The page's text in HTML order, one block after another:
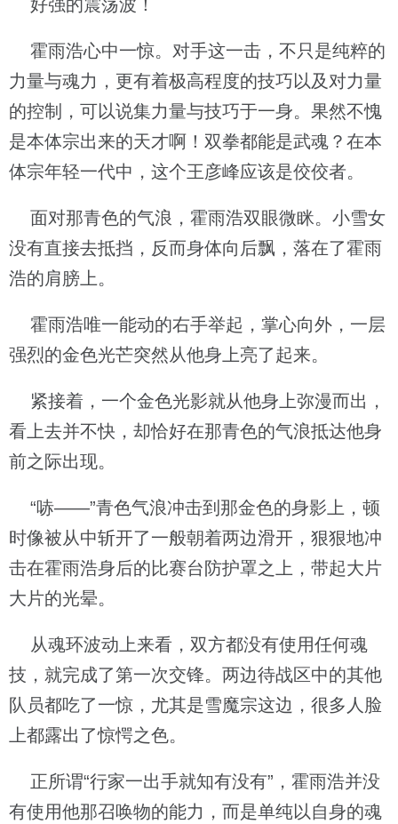
好强的震荡波！
霍雨浩心中一惊。对手这一击，不只是纯粹的
力量与魂力，更有着极高程度的技巧以及对力量
的控制，可以说集力量与技巧于一身。果然不愧
是本体宗出来的天才啊！双拳都能是武魂？在本
体宗年轻一代中，这个王彦峰应该是佼佼者。
面对那青色的气浪，霍雨浩双眼微眯。小雪女
没有直接去抵挡，反而身体向后飘，落在了霍雨
浩的肩膀上。
霍雨浩唯一能动的右手举起，掌心向外，一层
强烈的金色光芒突然从他身上亮了起来。
紧接着，一个金色光影就从他身上弥漫而出，
看上去并不快，却恰好在那青色的气浪抵达他身
前之际出现。
“哧——”青色气浪冲击到那金色的身影上，顿
时像被从中斩开了一般朝着两边滑开，狠狠地冲
击在霍雨浩身后的比赛台防护罩之上，带起大片
大片的光晕。
从魂环波动上来看，双方都没有使用任何魂
技，就完成了第一次交锋。两边待战区中的其他
队员都吃了一惊，尤其是雪魔宗这边，很多人脸
上都露出了惊愕之色。
正所谓“行家一出手就知有没有”，霍雨浩并没
有使用他那召唤物的能力，而是单纯以自身的魂